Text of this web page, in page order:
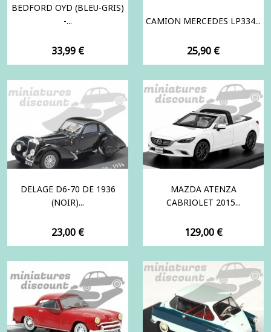
BEDFORD OYD (BLEU-GRIS)
-...
Prix
33,99 €
CAMION MERCEDES LP334...
Prix
25,90 €
DELAGE D6-70 DE 1936
(NOIR)...
Prix
23,00 €
MAZDA ATENZA
CABRIOLET 2015...
Prix
129,00 €